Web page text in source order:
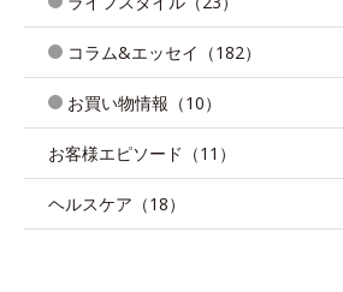
コラム&エッセイ（182）
お買い物情報（10）
お客様エピソード（11）
ヘルスケア（18）